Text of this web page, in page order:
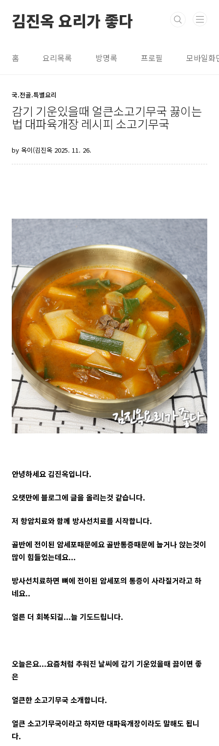
김진옥 요리가 좋다
홈 요리목록 방명록 프로필 모바일화
국.전골.특별요리
감기 기운있을때 얼큰소고기무국 끓이는
법 대파육개장 레시피 소고기무국
by 옥이(김진옥 2025. 11. 26.
안녕하세요 김진옥입니다.
오랫만에 블로그에 글을 올리는것 같습니다.
저 항암치료와 함께 방사선치료를 시작합니다.
골반에 전이된 암세포때문에요 골반통증때문에 눕거나 앉는것이
많이 힘들었는데요...
방사선치료하면 뼈에 전이된 암세포의 통증이 사라질거라고 하
네요..
얼른 더 회복되길...늘 기도드립니다.
오늘은요...요즘처럼 추워진 날씨에 감기 기운있을때 끓이면 좋
은
얼큰한 소고기무국 소개합니다.
얼큰 소고기무국이라고 하지만 대파육개장이라도 말해도 됩니
다.